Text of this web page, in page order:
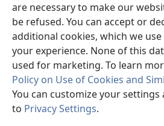
are necessary to make our
be refused. You can accept or
additional cookies, which we
your experience. None of this
used for marketing. To learn
Policy on Use of Cookies and
You can customize your
to Privacy Settings.
window)JW Library
Watchtower Library
Copyright© 2026 Watch Tower Bible and
RÈG POU W KA ITILIZE L|
PARAMÈT